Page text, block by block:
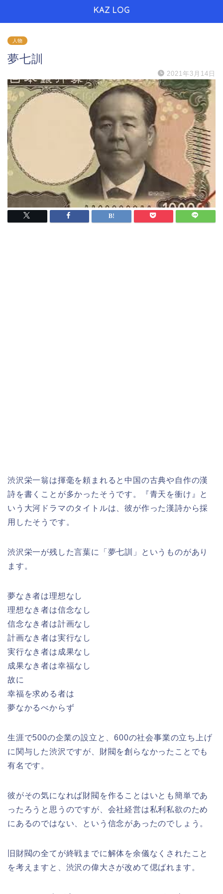
KAZ LOG
人物
夢七訓
2021年3月14日
渋沢栄一翁は揮毫を頼まれると中国の古典や自作の漢
詩を書くことが多かったそうです。『青天を衝け』と
いう大河ドラマのタイトルは、彼が作った漢詩から採
用したそうです。
渋沢栄一が残した言葉に「夢七訓」というものがあり
ます。
夢なき者は理想なし
理想なき者は信念なし
信念なき者は計画なし
計画なき者は実行なし
実行なき者は成果なし
成果なき者は幸福なし
故に
幸福を求める者は
夢なかるべからず
生涯で500の企業の設立と、600の社会事業の立ち上げ
に関与した渋沢ですが、財閥を創らなかったことでも
有名です。
彼がその気になれば財閥を作ることはいとも簡単であ
ったろうと思うのですが、会社経営は私利私欲のため
にあるのではない、という信念があったのでしょう。
旧財閥の全てが終戦までに解体を余儀なくされたこと
を考えますと、渋沢の偉大さが改めて偲ばれます。